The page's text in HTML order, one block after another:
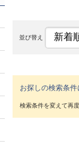
並び替え
お探しの検索条件